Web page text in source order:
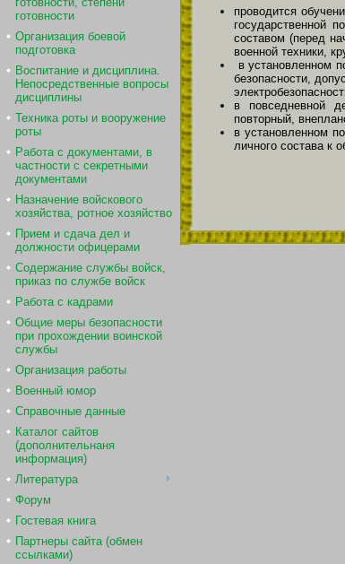
готовности
Организация боевой
подготовка
Воспитание и дисциплина.
Непосредственные вопросы
дисциплины
Техника роты и вооружение
роты
Работа с документами, в
частности с секретными
документами
Назначение войскового
хозяйства, ротное хозяйство
Прием и сдача дел и
должности офицерами
Содержание службы войск,
приказ по службе войск
Работа с кадрами
Общие меры безопасности
при прохождении воинской
службы
Организация работы
Военный юмор
Справочные данные
Каталог сайтов
(дополнительнаня
информация)
Литература
Форум
Гостевая книга
Партнеры сайта (обмен
ссылками)
проводится
государственной
составом (перед
военной техники,
в установленном
безопасности,
в повседневной
повторный,
в установленном
личного состава к